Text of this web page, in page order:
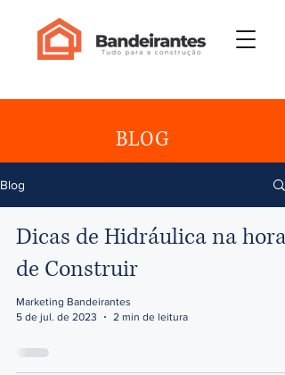
BLOG
Blog
Dicas de Hidráulica na hora
de Construir
Marketing Bandeirantes
5 de jul. de 2023
2 min de leitura